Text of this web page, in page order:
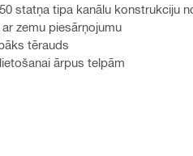
statņa tipa kanālu konstrukciju
zemu piesārņojumu
tērauds
ārpus telpām